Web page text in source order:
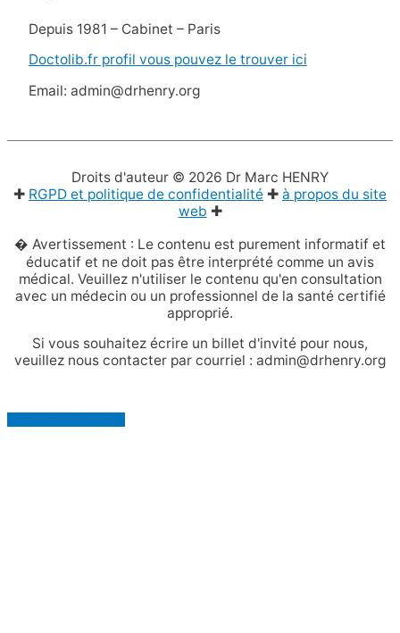
Depuis 1981 – Cabinet – Paris
Doctolib.fr profil vous pouvez le trouver ici
Email: admin@drhenry.org
Droits d'auteur © 2026 Dr Marc HENRY
✚ RGPD et politique de confidentialité ✚ à propos du site
web ✚
� Avertissement : Le contenu est purement informatif et
éducatif et ne doit pas être interprété comme un avis
médical. Veuillez n'utiliser le contenu qu'en consultation
avec un médecin ou un professionnel de la santé certifié
approprié.
Si vous souhaitez écrire un billet d'invité pour nous,
veuillez nous contacter par courriel : admin@drhenry.org